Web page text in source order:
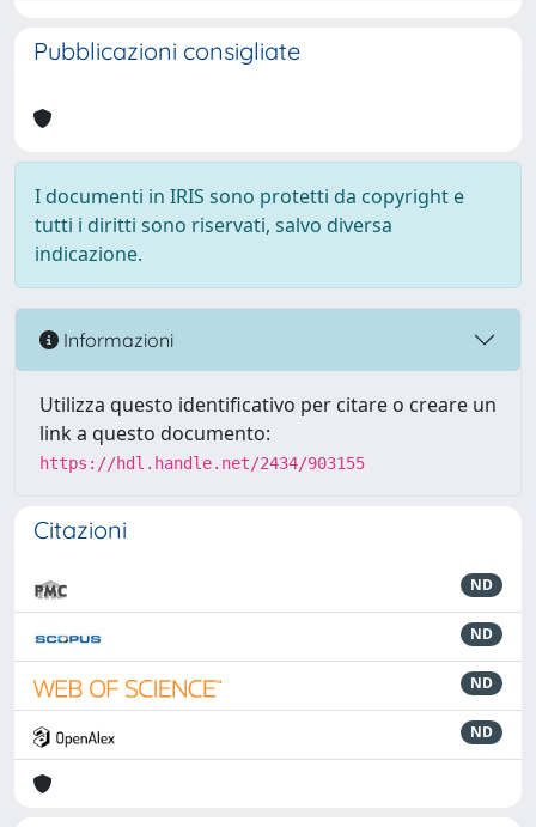
Pubblicazioni consigliate
I documenti in IRIS sono protetti da copyright e
tutti i diritti sono riservati, salvo diversa
indicazione.
Informazioni
Utilizza questo identificativo per citare o creare un
link a questo documento:
https://hdl.handle.net/2434/903155
Citazioni
ND
ND
ND
ND